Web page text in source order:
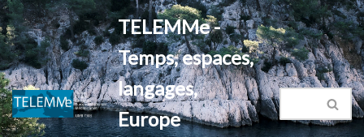
Aller
au
contenu
TELEMMe -
Temps, espaces,
langages,
Europe